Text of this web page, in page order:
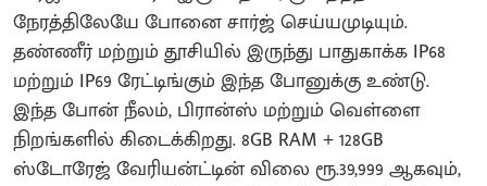
நேரத்திலேயே போனை சார்ஜ் செய்யமுடியும்.
தண்ணீர் மற்றும் தூசியில் இருந்து பாதுகாக்க IP68
மற்றும் IP69 ரேட்டிங்கும் இந்த போனுக்கு உண்டு.
இந்த போன் நீலம், பிரான்ஸ் மற்றும் வெள்ளை
நிறங்களில் கிடைக்கிறது. 8GB RAM + 128GB
ஸ்டோரேஜ் வேரியன்ட்டின் விலை ரூ.39,999 ஆகவும்,